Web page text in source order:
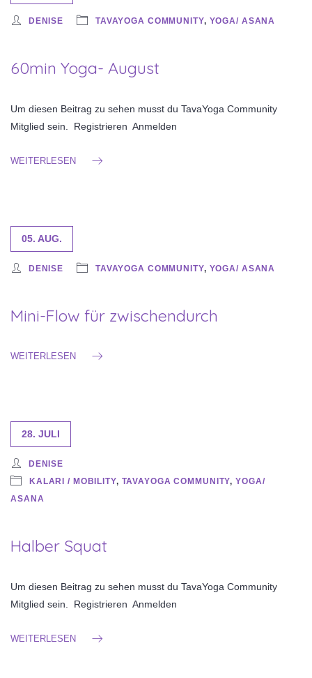
DENISE TAVAYOGA COMMUNITY, YOGA/ ASANA
60min Yoga- August
Um diesen Beitrag zu sehen musst du TavaYoga Community
Mitglied sein. Registrieren Anmelden
WEITERLESEN
05. AUG.
DENISE TAVAYOGA COMMUNITY, YOGA/ ASANA
Mini-Flow für zwischendurch
WEITERLESEN
28. JULI
DENISE
KALARI / MOBILITY, TAVAYOGA COMMUNITY,YOGA/
ASANA
Halber Squat
Um diesen Beitrag zu sehen musst du TavaYoga Community
Mitglied sein. Registrieren Anmelden
WEITERLESEN